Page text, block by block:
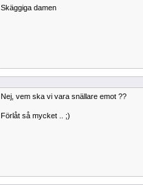
Skäggiga damen
Nej, vem ska vi vara snällare emot ??
Förlåt så mycket .. ;)